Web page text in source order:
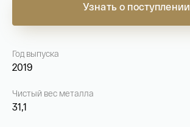
Узнать о поступлении
Год выпуска
2019
Чистый вес металла
31,1